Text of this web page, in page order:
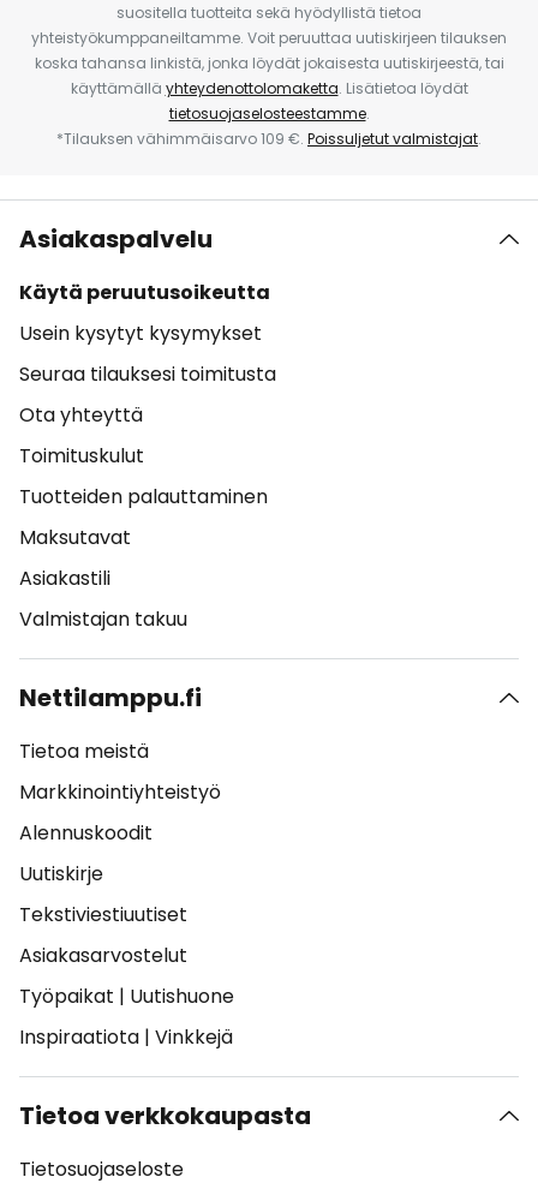
suositella tuotteita sekä hyödyllistä tietoa
yhteistyökumppaneiltamme. Voit peruuttaa uutiskirjeen tilauksen
koska tahansa linkistä, jonka löydät jokaisesta uutiskirjeestä, tai
käyttämällä yhteydenottolomaketta. Lisätietoa löydät
tietosuojaselosteestamme.
*Tilauksen vähimmäisarvo 109 €. Poissuljetut valmistajat.
Asiakaspalvelu
Käytä peruutusoikeutta
Usein kysytyt kysymykset
Seuraa tilauksesi toimitusta
Ota yhteyttä
Toimituskulut
Tuotteiden palauttaminen
Maksutavat
Asiakastili
Valmistajan takuu
Nettilamppu.fi
Tietoa meistä
Markkinointiyhteistyö
Alennuskoodit
Uutiskirje
Tekstiviestiuutiset
Asiakasarvostelut
Työpaikat | Uutishuone
Inspiraatiota | Vinkkejä
Tietoa verkkokaupasta
Tietosuojaseloste